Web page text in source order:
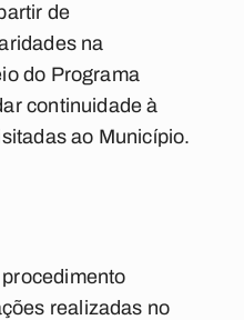
de
na
do Programa
continuidade à
ao Município.
realizadas no